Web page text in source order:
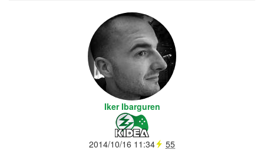
Iker Ibarguren
2014/10/16 11:34 55